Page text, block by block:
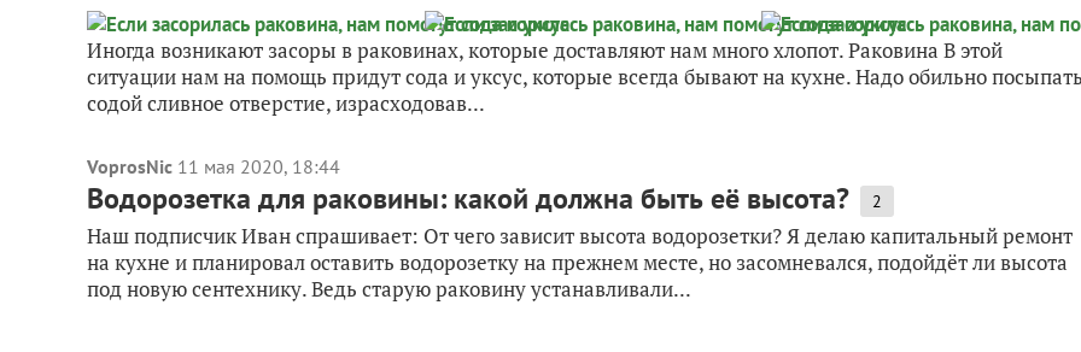
Иногда возникают засоры в раковинах, которые доставляют нам много хлопот. Раковина В этой
ситуации нам на помощь придут сода и уксус, которые всегда бывают на кухне. Надо обильно
содой сливное отверстие, израсходовав...
VoprosNic 11 мая 2020, 18:44
Водорозетка для раковины: какой должна быть её высота? 2
Наш подписчик Иван спрашивает: От чего зависит высота водорозетки? Я делаю капитальный ремонт
на кухне и планировал оставить водорозетку на прежнем месте, но засомневался, подойдёт ли высота
под новую сентехнику. Ведь старую раковину устанавливали...